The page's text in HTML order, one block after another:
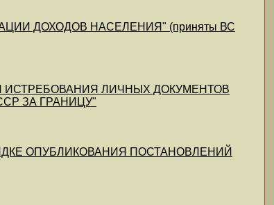
ДОХОДОВ НАСЕЛЕНИЯ" (приняты ВС
ИСТРЕБОВАНИЯ ЛИЧНЫХ ДОКУМЕНТОВ
ЗА ГРАНИЦУ"
ОПУБЛИКОВАНИЯ ПОСТАНОВЛЕНИЙ